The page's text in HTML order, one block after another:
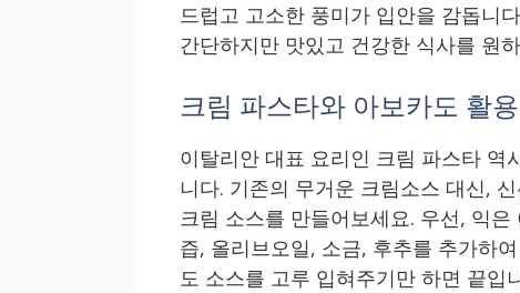
드럽고 고소한 풍미가 입안을 감돕니
간단하지만 맛있고 건강한 식사를 원
크림 파스타와 아보카도 활
이탈리안 대표 요리인 크림 파스타 역
니다. 기존의 무거운 크림소스 대신,
크림 소스를 만들어보세요. 우선, 익
즙, 올리브오일, 소금, 후추를 추가하
도 소스를 고루 입혀주기만 하면 끝입